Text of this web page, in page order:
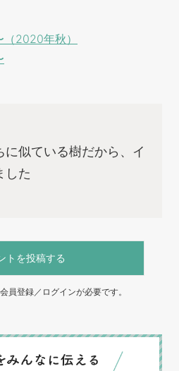
2020年秋）
似ている樹だから、イ
した
トを投稿する
員登録／ログインが必要です。